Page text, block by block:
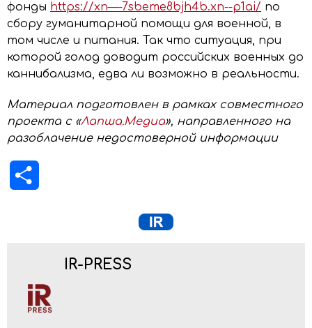
фонды https://xn—-7sbeme8bjh4b.xn--p1ai/ по
сбору гуманитарной помощи для военной, в
том числе и питания. Так что ситуация, при
которой голод доводит российских военных до
каннибализма, едва ли возможно в реальности.
Материал подготовлен в рамках совместного
проекта с «Лапша.Медиа», направленного на
разоблачение недостоверной информации
IR-PRESS